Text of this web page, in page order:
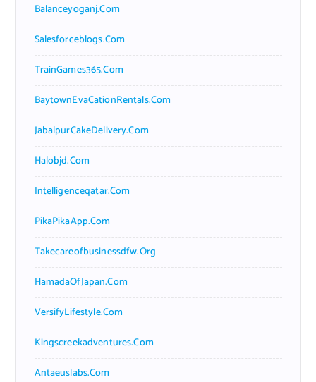
Balanceyoganj.com
Salesforceblogs.com
TrainGames365.com
BaytownEvaCationRentals.com
JabalpurCakeDelivery.com
Halobjd.com
Intelligenceqatar.com
PikaPikaApp.com
Takecareofbusinessdfw.org
HamadaOfJapan.com
VersifyLifestyle.com
Kingscreekadventures.com
Antaeuslabs.com